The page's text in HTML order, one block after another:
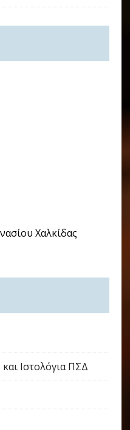
Χαλκίδας
Ιστολόγια ΠΣΔ